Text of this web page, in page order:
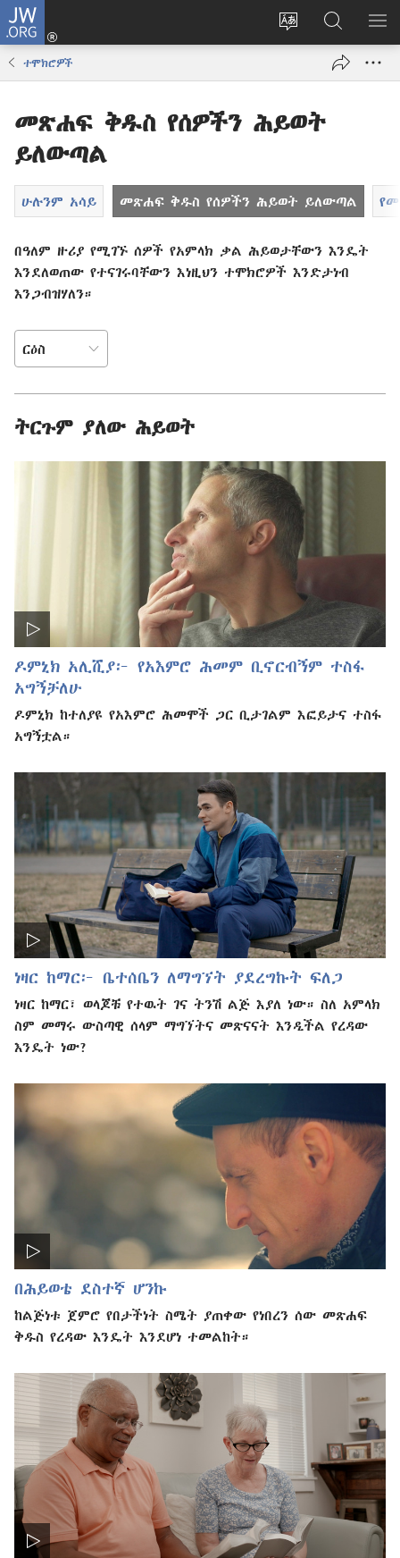
JW.ORG
የድረ
ግባ
(አዲስ
JW.ORG
ላይ
መፈለጊያ
ተሞክሮዎች
መጽሐፍ ቅዱስ የሰዎችን ሕይወት
ይለውጣል
ሁሉንም አሳይ መጽሐፍ ቅዱስ የሰዎችን ሕይወት ይለውጣል
በዓለም ዙሪያ የሚገኙ ሰዎች የአምላክ ቃል ሕይወታቸውን እንዴት
እንደለወጠው የተናገሩባቸውን እነዚህን ተሞክሮዎች እንድታነብ
እንጋብዝሃለን።
ትርጉም ያለው ሕይወት
ዶምኒክ አሊሺያ፦ የአእምሮ ሕመም ቢኖርብኝም ተስፋ
አግኝቻለሁ
ዶምኒክ ከተለያዩ የአእምሮ ሕመሞች ጋር ቢታገልም እፎይታና ተስፋ
አግኝቷል።
ነዛር ከማር፦ ቤተሰቤን ለማግኘት ያደረግኩት ፍለጋ
ነዛር ከማር፣ ወላጆቹ የተዉት ገና ትንሽ ልጅ እያለ ነው። ስለ አምላክ
ስም መማሩ ውስጣዊ ሰላም ማግኘትና መጽናናት እንዲችል የረዳው
እንዴት ነው?
በሕይወቴ ደስተኛ ሆንኩ
ከልጅነቱ ጀምሮ የበታችነት ስሜት ያጠቀው የነበረን ሰው መጽሐፍ
ቅዱስ የረዳው እንዴት እንደሆነ ተመልከት።